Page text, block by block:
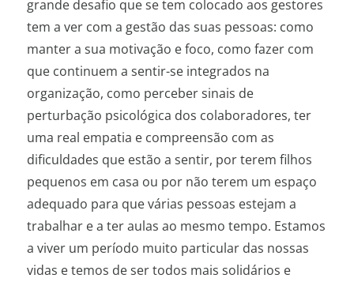
grande desafio que se tem colocado aos gestores
tem a ver com a gestão das suas pessoas: como
manter a sua motivação e foco, como fazer com
que continuem a sentir-se integrados na
organização, como perceber sinais de
perturbação psicológica dos colaboradores, ter
uma real empatia e compreensão com as
dificuldades que estão a sentir, por terem filhos
pequenos em casa ou por não terem um espaço
adequado para que várias pessoas estejam a
trabalhar e a ter aulas ao mesmo tempo. Estamos
a viver um período muito particular das nossas
vidas e temos de ser todos mais solidários e